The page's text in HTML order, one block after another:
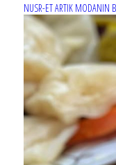
NUSR-ET ARTIK MODANIN